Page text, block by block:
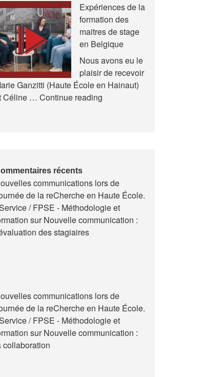
Éducation
et
en
Formation
(AREF)
Expériences de la
formation des
maitres de stage
en Belgique
Nous avons eu le
plaisir de recevoir
Ganzitti (Haute École en Hainaut)
Céline …Continue reading
stage
en
Belgique
récents
communications lors de
de la reCherche en Haute École.
/ FPSE - Méthodologie et
surNouvelle communication :
des stagiaires
communications lors de
de la reCherche en Haute École.
/ FPSE - Méthodologie et
surNouvelle communication :
collaboration